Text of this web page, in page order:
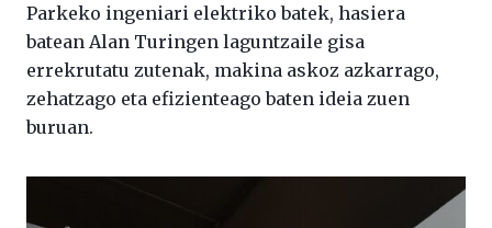
Parkeko ingeniari elektriko batek, hasiera
batean Alan Turingen laguntzaile gisa
errekrutatu zutenak, makina askoz azkarrago,
zehatzago eta efizienteago baten ideia zuen
buruan.